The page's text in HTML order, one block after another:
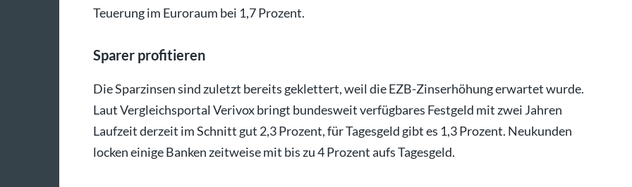
Teuerung im Euroraum bei 1,7 Prozent.
Sparer profitieren
Die Sparzinsen sind zuletzt bereits geklettert, weil die EZB-Zinserhöhung erwartet wurde.
Laut Vergleichsportal Verivox bringt bundesweit verfügbares Festgeld mit zwei Jahren
Laufzeit derzeit im Schnitt gut 2,3 Prozent, für Tagesgeld gibt es 1,3 Prozent. Neukunden
locken einige Banken zeitweise mit bis zu 4 Prozent aufs Tagesgeld.